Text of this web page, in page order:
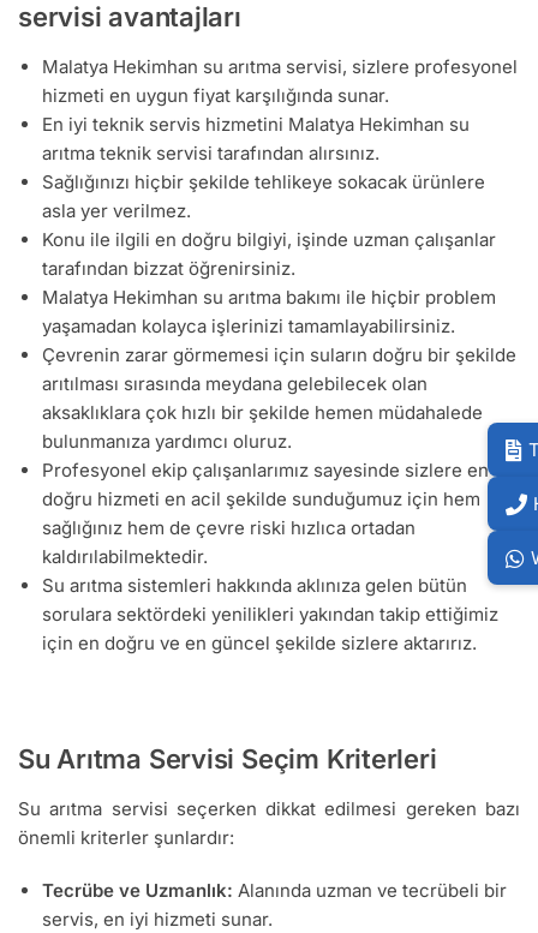
servisi avantajları
Malatya Hekimhan su arıtma servisi, sizlere profesyonel
hizmeti en uygun fiyat karşılığında sunar.
En iyi teknik servis hizmetini Malatya Hekimhan su
arıtma teknik servisi tarafından alırsınız.
Sağlığınızı hiçbir şekilde tehlikeye sokacak ürünlere
asla yer verilmez.
Konu ile ilgili en doğru bilgiyi, işinde uzman çalışanlar
tarafından bizzat öğrenirsiniz.
Malatya Hekimhan su arıtma bakımı ile hiçbir problem
yaşamadan kolayca işlerinizi tamamlayabilirsiniz.
Çevrenin zarar görmemesi için suların doğru bir şekilde
arıtılması sırasında meydana gelebilecek olan
aksaklıklara çok hızlı bir şekilde hemen müdahalede
bulunmanıza yardımcı oluruz.
Profesyonel ekip çalışanlarımız sayesinde sizlere en
doğru hizmeti en acil şekilde sunduğumuz için hem
sağlığınız hem de çevre riski hızlıca ortadan
kaldırılabilmektedir.
Su arıtma sistemleri hakkında aklınıza gelen bütün
sorulara sektördeki yenilikleri yakından takip ettiğimiz
için en doğru ve en güncel şekilde sizlere aktarırız.
Su Arıtma Servisi Seçim Kriterleri
Su arıtma servisi seçerken dikkat edilmesi gereken bazı
önemli kriterler şunlardır:
Tecrübe ve Uzmanlık: Alanında uzman ve tecrübeli bir
servis, en iyi hizmeti sunar.